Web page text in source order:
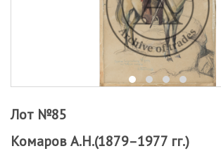
Лот №85
Комаров А.Н.(1879–1977 гг.)